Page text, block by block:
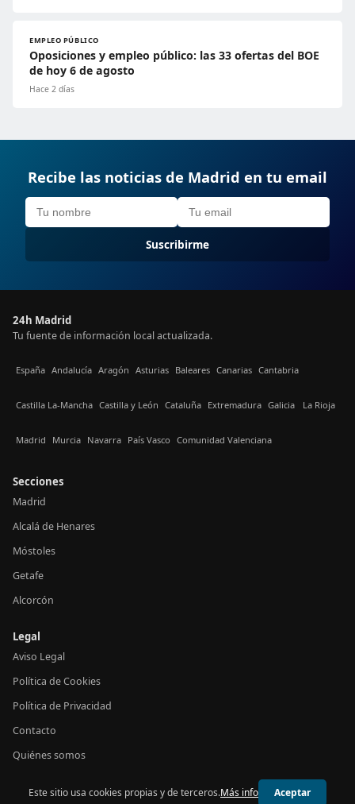
EMPLEO PÚBLICO
Oposiciones y empleo público: las 33 ofertas del BOE
de hoy 6 de agosto
Hace 2 días
Recibe las noticias de Madrid en tu email
Suscribirme
24h Madrid
Tu fuente de información local actualizada.
España Andalucía Aragón Asturias Baleares Canarias Cantabria
Castilla La-Mancha Castilla y León Cataluña Extremadura Galicia La Rioja
Madrid Murcia Navarra País Vasco Comunidad Valenciana
Secciones
Madrid
Alcalá de Henares
Móstoles
Getafe
Alcorcón
Legal
Aviso Legal
Política de Cookies
Política de Privacidad
Contacto
Quiénes somos
© 2026 24h Madrid
Este sitio usa cookies propias y de terceros.Más info Aceptar